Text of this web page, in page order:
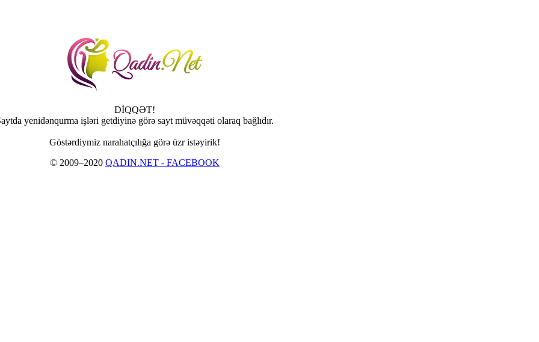
DİQQƏT!
yenidənqurma işləri getdiyinə görə sayt müvəqqəti olaraq bağlıdır.
Göstərdiymiz narahatçılığa görə üzr istəyirik!
© 2009–2020 QADIN.NET - FACEBOOK